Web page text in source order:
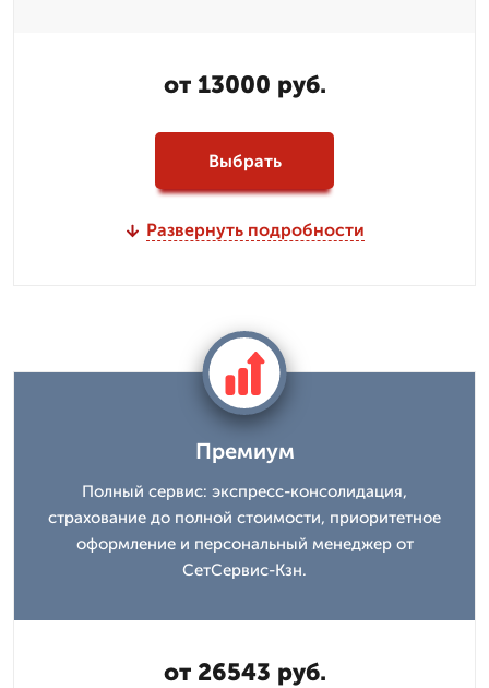
от 13000 руб.
Выбрать
Развернуть подробности
Премиум
Полный сервис: экспресс-консолидация,
страхование до полной стоимости, приоритетное
оформление и персональный менеджер от
СетСервис-Кзн.
от 26543 руб.